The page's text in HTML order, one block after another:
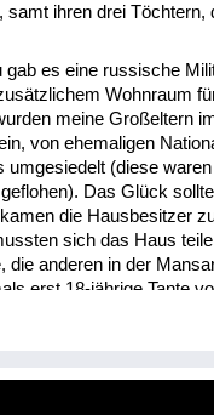
samt ihren drei Töchtern,
gab es eine russische
Wohnraum
meine Großeltern
von ehemaligen
umgesiedelt (diese
Das Glück
die Hausbesitzer
sich das Haus
die anderen in der
erst 18-jährige Tante
bei ihren Eltern (s.o.).
aufgezogen. Erst